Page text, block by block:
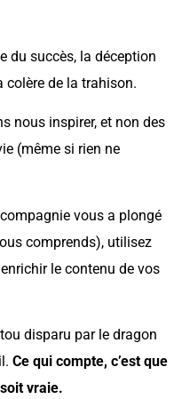
du succès, la déception
colère de la trahison.
nous inspirer, et non des
(même si rien ne
vous a plongé
comprends), utilisez
le contenu de vos
disparu par le dragon
Ce qui compte, c’est que
vraie.